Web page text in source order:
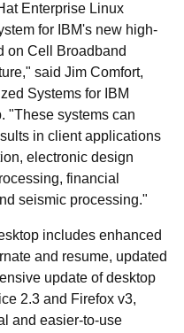
Enterprise Linux
for IBM's new high-
on Cell Broadband
said Jim Comfort,
Systems for IBM
"These systems can
in client applications
electronic design
financial
seismic processing."
includes enhanced
and resume, updated
update of desktop
2.3 and Firefox v3,
and easier-to-use